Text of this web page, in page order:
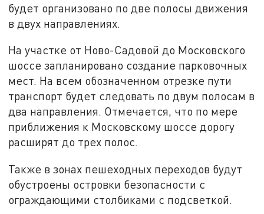
будет организовано по две полосы движения
в двух направлениях.
На участке от Ново-Садовой до Московского
шоссе запланировано создание парковочных
мест. На всем обозначенном отрезке пути
транспорт будет следовать по двум полосам в
два направления. Отмечается, что по мере
приближения к Московскому шоссе дорогу
расширят до трех полос.
Также в зонах пешеходных переходов будут
обустроены островки безопасности с
ограждающими столбиками с подсветкой.